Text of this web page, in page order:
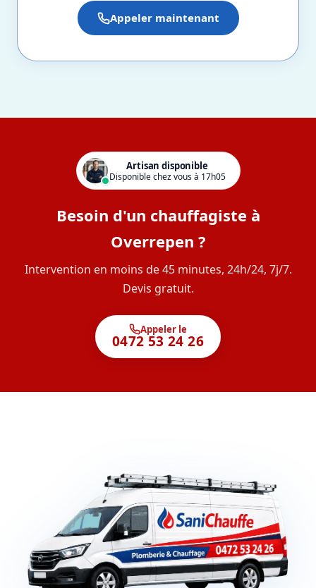
Appeler maintenant
Artisan disponible
Disponible chez vous à 17h05
Besoin d'un chauffagiste à
Overrepen ?
Intervention en moins de 45 minutes, 24h/24, 7j/7.
Devis gratuit.
Appeler le
0472 53 24 26